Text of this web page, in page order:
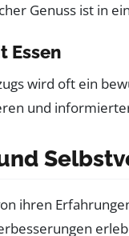
Genuss ist in
Essen
wird oft ein
und
ihren